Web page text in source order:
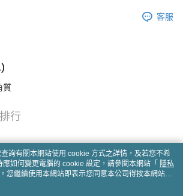
客服
質
行
詢有關本網站使用 cookie 方式之詳情，及若您不希
如何變更電腦的 cookie 設定，請參閱本網站「 隱私
您繼續使用本網站即表示您同意本公司得按本網站使
cookie。